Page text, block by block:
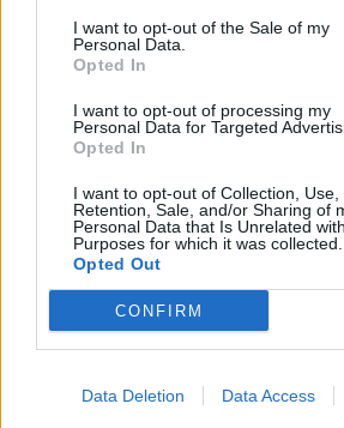
I want to opt-out of the Sale of my
Personal Data.
Opted In
I want to opt-out of processing my
Personal Data for Targeted
Opted In
I want to opt-out of Collection, Use,
Retention, Sale, and/or Sharing of
Personal Data that Is Unrelated
Purposes for which it was collected.
Opted Out
CONFIRM
Data Deletion Data Access
(L.Dončičius) turi nuolat
jis yra aikštėje. Jei stebėjote
kokios pražangos buvo
Dėl šių priežasčių jam yra
Didžiulė padėka jam, kad jis
iššūkius, yra begalė
jį. Aš vertinu tai. Nėra lengva
nuolat yra atliekami smūgiai